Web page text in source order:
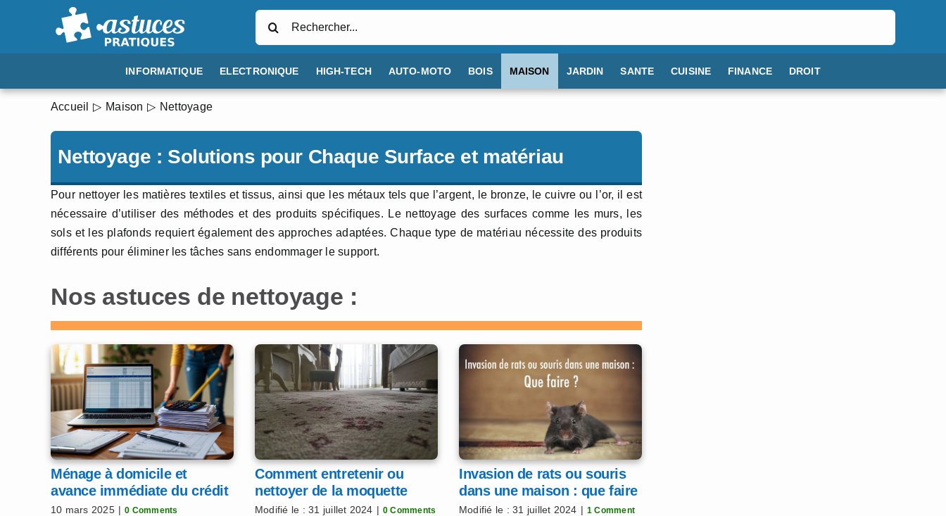
INFORMATIQUE ELECTRONIQUE HIGH-TECH AUTO-MOTO BOIS MAISON JARDIN SANTE CUISINE FINANCE DROIT
Accueil Maison Nettoyage
Nettoyage : Solutions pour Chaque Surface et matériau
Pour nettoyer les matières textiles et tissus, ainsi que les métaux tels que l’argent, le bronze, le cuivre ou l’or, il est
nécessaire d’utiliser des méthodes et des produits spécifiques. Le nettoyage des surfaces comme les murs, les
sols et les plafonds requiert également des approches adaptées. Chaque type de matériau nécessite des produits
différents pour éliminer les tâches sans endommager le support.
Nos astuces de nettoyage :
Ménage à domicile et
avance immédiate du crédit
d’impôt
10 mars 2025 | 0 Comments
Comment entretenir ou
nettoyer de la moquette
Modifié le : 31 juillet 2024 | 0 Comments
Invasion de rats ou souris
dans une maison : que faire
?
Modifié le : 31 juillet 2024 | 1 Comment